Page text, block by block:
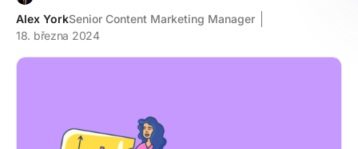
Alex YorkSenior Content Marketing Manager
18. března 2024